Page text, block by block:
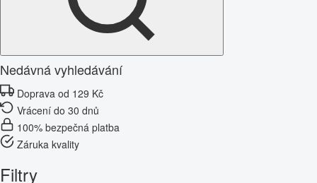
Nedávná vyhledávání
Doprava od 129 Kč
Vrácení do 30 dnů
100% bezpečná platba
Záruka kvality
Filtry